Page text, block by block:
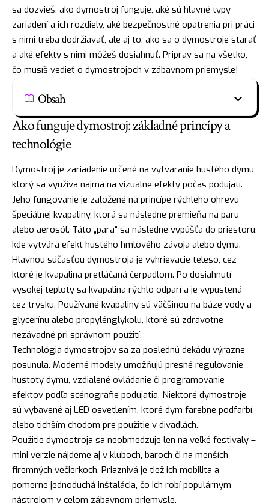
sa dozvieš, ako dymostroj funguje, aké sú hlavné typy
zariadení a ich rozdiely, aké bezpečnostné opatrenia pri práci
s nimi treba dodržiavať, ale aj to, ako sa o dymostroje starať
a aké efekty s nimi môžeš dosiahnuť. Priprav sa na všetko,
čo musíš vedieť o dymostrojoch v zábavnom priemysle!
Obsah
Ako funguje dymostroj: základné princípy a
technológie
Dymostroj je zariadenie určené na vytváranie hustého dymu,
ktorý sa využíva najmä na vizuálne efekty počas podujatí.
Jeho fungovanie je založené na princípe rýchleho ohrevu
špeciálnej kvapaliny, ktorá sa následne premieňa na paru
alebo aerosól. Táto „para“ sa následne vypúšťa do priestoru,
kde vytvára efekt hustého hmlového závoja alebo dymu.
Hlavnou súčasťou dymostroja je vyhrievacie teleso, cez
ktoré je kvapalina pretláčaná čerpadlom. Po dosiahnutí
vysokej teploty sa kvapalina rýchlo odparí a je vypustená
cez trysku. Používané kvapaliny sú väčšinou na báze vody a
glycerínu alebo propylénglykolu, ktoré sú zdravotne
nezávadné pri správnom použití.
Technológia dymostrojov sa za poslednú dekádu výrazne
posunula. Moderné modely umožňujú presné regulovanie
hustoty dymu, vzdialené ovládanie či programovanie
efektov podľa scénografie podujatia. Niektoré dymostroje
sú vybavené aj LED osvetlením, ktoré dym farebne podfarbí,
alebo tichším chodom pre použitie v divadlách.
Použitie dymostroja sa neobmedzuje len na veľké festivaly –
mini verzie nájdeme aj v kluboch, baroch či na menších
firemných večierkoch. Priaznivá je tiež ich mobilita a
pomerne jednoduchá inštalácia, čo ich robí populárnym
nástrojom v celom zábavnom priemysle.